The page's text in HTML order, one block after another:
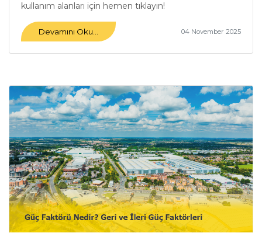
kullanım alanları için hemen tıklayın!
Devamını Oku... 04 November 2025